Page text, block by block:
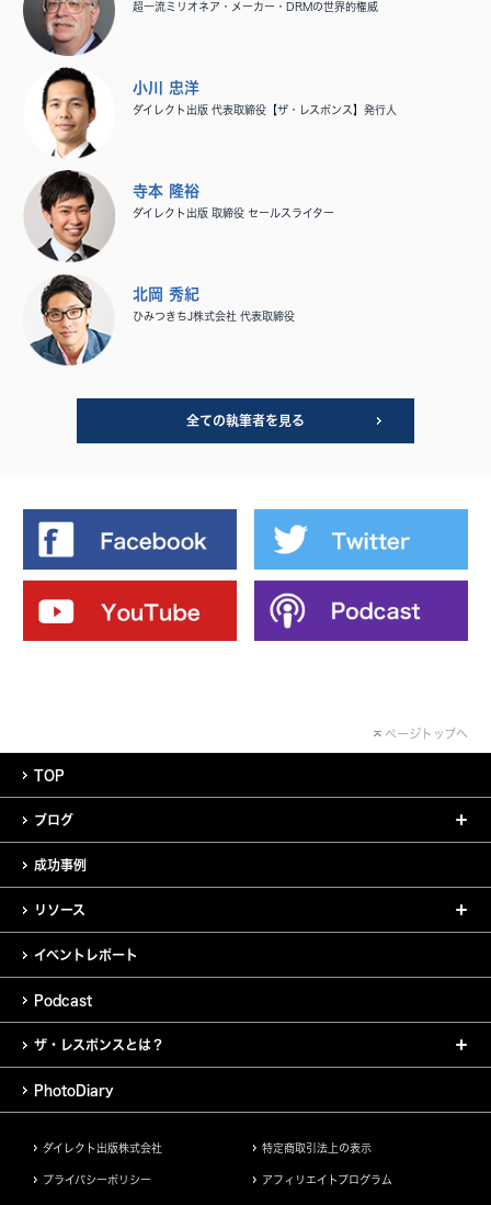
超一流ミリオネア・メーカー・DRMの世界的権威
小川 忠洋
ダイレクト出版 代表取締役【ザ・レスポンス】発行人
寺本 隆裕
ダイレクト出版 取締役 セールスライター
北岡 秀紀
ひみつきちJ株式会社 代表取締役
全ての執筆者を見る
ページトップへ
TOP
ブログ
成功事例
リソース
イベントレポート
Podcast
ザ・レスポンスとは？
PhotoDiary
ダイレクト出版株式会社 特定商取引法上の表示
プライバシーポリシー アフィリエイトプログラム